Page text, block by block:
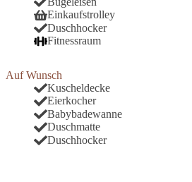
Einkaufstrolley
Duschhocker
Fitnessraum
Auf Wunsch
Kuscheldecke
Eierkocher
Babybadewanne
Duschmatte
Duschhocker